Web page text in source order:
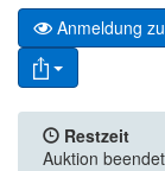
Anmeldung
Restzeit
Auktion beendet